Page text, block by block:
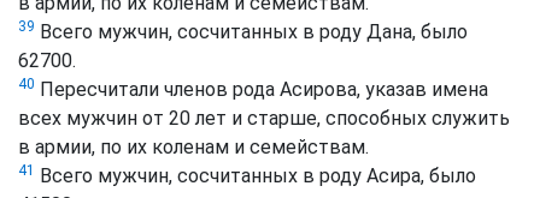
39 Всего мужчин, сосчитанных в роду Дана, было
62700.
40 Пересчитали членов рода Асирова, указав имена
всех мужчин от 20 лет и старше, способных служить
в армии, по их коленам и семействам.
41
Всего мужчин, сосчитанных в роду Асира, было